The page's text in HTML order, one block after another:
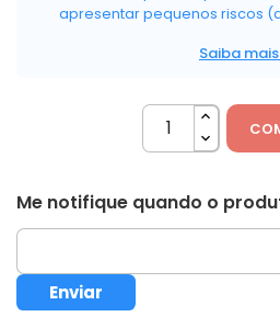
apresentar pequenos riscos
Saiba mais
Me notifique quando o